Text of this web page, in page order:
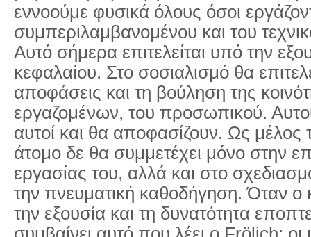
εννοούμε φυσικά όλους όσοι
συμπεριλαμβανομένου και του
Αυτό σήμερα επιτελείται υπό την
κεφαλαίου. Στο σοσιαλισμό θα
αποφάσεις και τη βούληση της
εργαζομένων, του προσωπικού.
αυτοί και θα αποφασίζουν. Ως μέλος
άτομο δε θα συμμετέχει μόνο στην
εργασίας του, αλλά και στο
την πνευματική καθοδήγηση. Όταν ο
την εξουσία και τη δυνατότητα